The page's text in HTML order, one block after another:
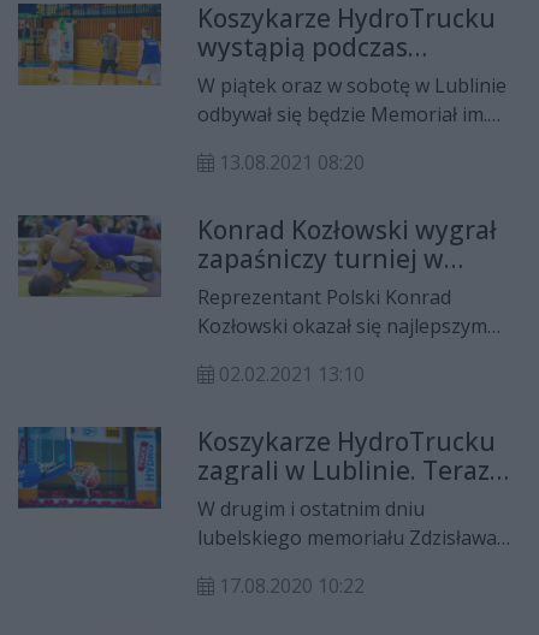
Tegoroczna edycja cyklu odbyła się
w Pionkach.
Koszykarze HydroTrucku
wystąpią podczas
memoriału Zdzisława
Niedzieli
W piątek oraz w sobotę w Lublinie
odbywał się będzie Memoriał im.
wystartuje cztery zespoły w tym
13.08.2021 08:20
Konrad Kozłowski wygrał
zapaśniczy turniej w
Zaporożu
Reprezentant Polski Konrad
Kozłowski okazał się najlepszym
Memoriale Truhina na Ukrainie.
Radom wygrał cztery walki.
02.02.2021 13:10
Koszykarze HydroTrucku
zagrali w Lublinie. Teraz
przejdą badania
W drugim i ostatnim dniu
lubelskiego memoriału Zdzisława
uległ MKS-owi Dąbrowa Górnicza.
17.08.2020 10:22